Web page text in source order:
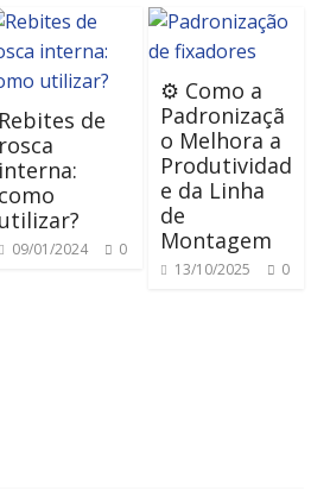
Rebites de
rosca
interna:
como
utilizar?
09/01/2024 0
⚙️ Como a
Padronizaçã
o Melhora a
Produtividad
e da Linha
de
Montagem
13/10/2025 0